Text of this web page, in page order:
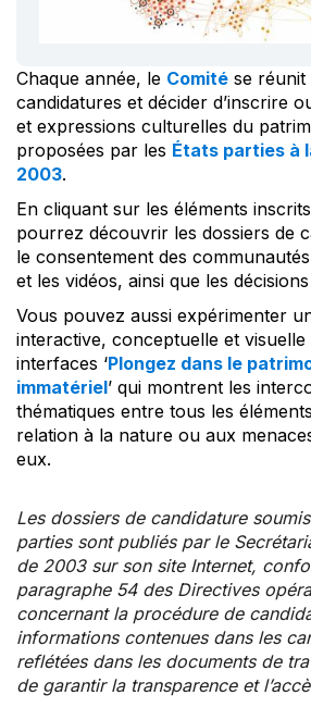
Chaque année, le Comité se
candidatures et décider d’inscrire
et expressions culturelles du
proposées par les États parties à
2003.
En cliquant sur les éléments
pourrez découvrir les dossiers de
le consentement des
et les vidéos, ainsi que les
Vous pouvez aussi expérimenter
interactive, conceptuelle et
interfaces ‘Plongez dans le
immatériel’ qui montrent les
thématiques entre tous les
relation à la nature ou aux
eux.
Les dossiers de candidature
parties sont publiés par le
de 2003 sur son site Internet,
paragraphe 54 des Directives
concernant la procédure de
informations contenues dans les
reflétées dans les documents de
de garantir la transparence et